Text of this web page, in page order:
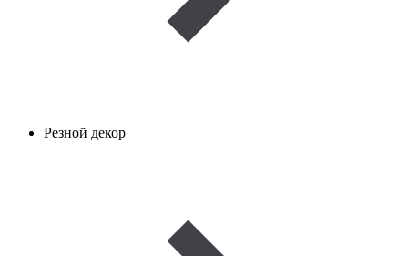
Резной декор